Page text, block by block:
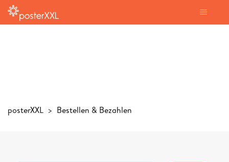
posterXXL Bestellen & Bezahlen